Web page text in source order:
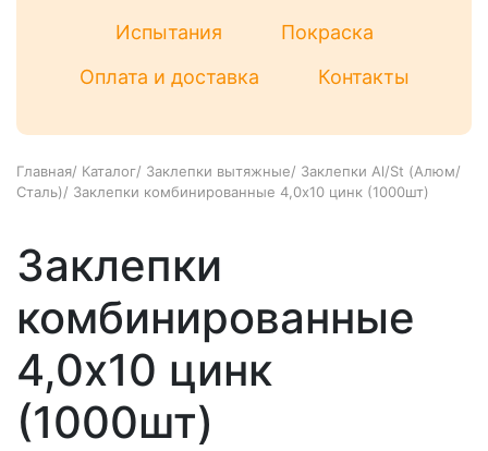
Испытания
Покраска
Оплата и доставка
Контакты
Главная/ Каталог/ Заклепки вытяжные/ Заклепки Al/St (Алюм/
Сталь)/ Заклепки комбинированные 4,0х10 цинк (1000шт)
Заклепки
комбинированные
4,0х10 цинк
(1000шт)